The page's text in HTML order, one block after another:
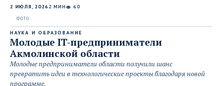
2 ИЮЛЯ, 2026 2 МИН👁 60
НАУКА И ОБРАЗОВАНИЕ
Молодые IT-предприниматели
Акмолинской области
Молодые предприниматели области получили шанс
превратить идеи в технологические проекты благодаря новой
программе.